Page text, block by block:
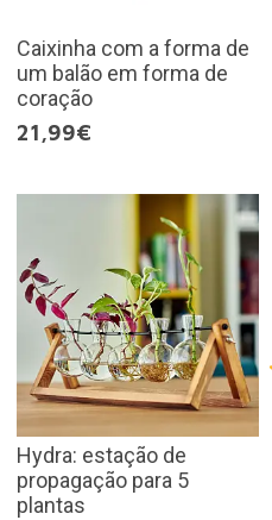
Caixinha com a forma de
um balão em forma de
coração
21,99€
Hydra: estação de
propagação para 5
plantas